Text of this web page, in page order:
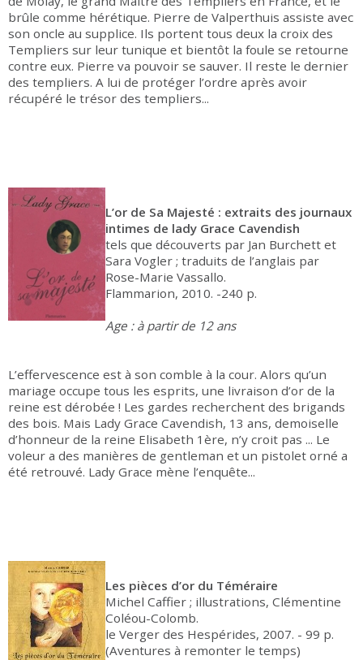
brûle comme hérétique. Pierre de Valperthuis assiste avec
son oncle au supplice. Ils portent tous deux la croix des
Templiers sur leur tunique et bientôt la foule se retourne
contre eux. Pierre va pouvoir se sauver. Il reste le dernier
des templiers. A lui de protéger l’ordre après avoir
récupéré le trésor des templiers...
L’or de Sa Majesté : extraits des journaux
intimes de lady Grace Cavendish
tels que découverts par Jan Burchett et
Sara Vogler ; traduits de l’anglais par
Rose-Marie Vassallo.
Flammarion, 2010. -240 p.
Age : à partir de 12 ans
L’effervescence est à son comble à la cour. Alors qu’un
mariage occupe tous les esprits, une livraison d’or de la
reine est dérobée ! Les gardes recherchent des brigands
des bois. Mais Lady Grace Cavendish, 13 ans, demoiselle
d’honneur de la reine Elisabeth 1ère, n’y croit pas ... Le
voleur a des manières de gentleman et un pistolet orné a
été retrouvé. Lady Grace mène l’enquête...
Les pièces d’or du Téméraire
Michel Caffier ; illustrations, Clémentine
Coléou-Colomb.
le Verger des Hespérides, 2007. - 99 p.
(Aventures à remonter le temps)